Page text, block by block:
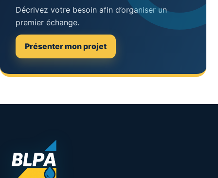
Décrivez votre besoin afin d’organiser un
premier échange.
Présenter mon projet